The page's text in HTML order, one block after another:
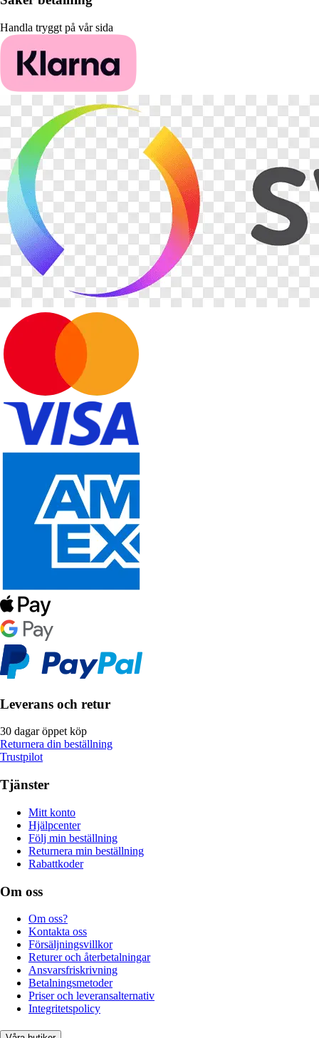
Handla tryggt på vår sida
Leverans och retur
30 dagar öppet köp
Returnera din beställning
Trustpilot
Tjänster
Mitt konto
Hjälpcenter
Följ min beställning
Returnera min beställning
Rabattkoder
Om oss
Om oss?
Kontakta oss
Försäljningsvillkor
Returer och återbetalningar
Ansvarsfriskrivning
Betalningsmetoder
Priser och leveransalternativ
Integritetspolicy